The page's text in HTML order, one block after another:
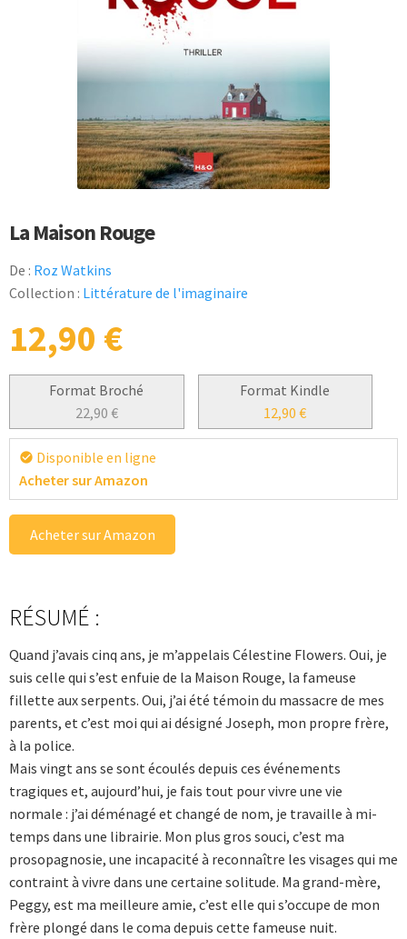
La Maison Rouge
De : Roz Watkins
Collection : Littérature de l'imaginaire
12,90 €
Format Broché
22,90 €
Format Kindle
12,90€
check_circle Disponible en ligne
Acheter sur Amazon
Acheter sur Amazon
RÉSUMÉ :
Quand j’avais cinq ans, je m’appelais Célestine Flowers. Oui, je
suis celle qui s’est enfuie de la Maison Rouge, la fameuse
fillette aux serpents. Oui, j’ai été témoin du massacre de mes
parents, et c’est moi qui ai désigné Joseph, mon propre frère,
à la police.
Mais vingt ans se sont écoulés depuis ces événements
tragiques et, aujourd’hui, je fais tout pour vivre une vie
normale : j’ai déménagé et changé de nom, je travaille à mi-
temps dans une librairie. Mon plus gros souci, c’est ma
prosopagnosie, une incapacité à reconnaître les visages qui me
contraint à vivre dans une certaine solitude. Ma grand-mère,
Peggy, est ma meilleure amie, c’est elle qui s’occupe de mon
frère plongé dans le coma depuis cette fameuse nuit.